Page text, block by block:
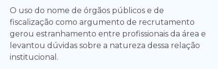
O uso do nome de órgãos públicos e de
fiscalização como argumento de recrutamento
gerou estranhamento entre profissionais da área e
levantou dúvidas sobre a natureza dessa relação
institucional.